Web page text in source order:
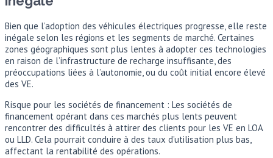
Bien que l’adoption des véhicules électriques progresse, elle reste
inégale selon les régions et les segments de marché. Certaines
zones géographiques sont plus lentes à adopter ces technologies
en raison de l’infrastructure de recharge insuffisante, des
préoccupations liées à l’autonomie, ou du coût initial encore élevé
des VE.
Risque pour les sociétés de financement : Les sociétés de
financement opérant dans ces marchés plus lents peuvent
rencontrer des difficultés à attirer des clients pour les VE en LOA
ou LLD. Cela pourrait conduire à des taux d’utilisation plus bas,
affectant la rentabilité des opérations.